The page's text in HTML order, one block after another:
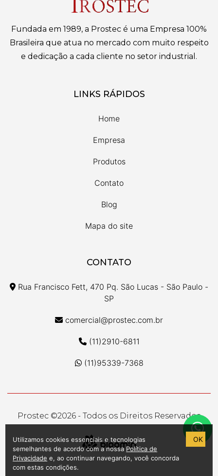
Fundada em 1989, a Prostec é uma Empresa 100%
Brasileira que atua no mercado com muito respeito
e dedicação a cada cliente no setor industrial.
LINKS RÁPIDOS
Home
Empresa
Produtos
Contato
Blog
Mapa do site
CONTATO
Rua Francisco Fett, 470 Pq. São Lucas - São Paulo -
SP
comercial@prostec.com.br
(11)2910-6811
(11)95339-7368
Prostec ©2026 - Todos os Direitos Reservados
Utilizamos cookies essenciais e tecnologias
semelhantes de acordo com a nossa Política de
Privacidade e, ao continuar navegando, você concorda
com estas condições.
OK